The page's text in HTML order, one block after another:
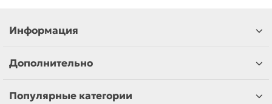
Информация
Дополнительно
Популярные категории